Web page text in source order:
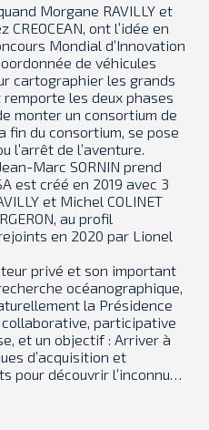
Morgane RAVILLY et
CREOCEAN, ont l’idée en
Mondial d’Innovation
de véhicules
cartographier les grands
les deux phases
monter un consortium de
fin du consortium, se pose
l’arrêt de l’aventure.
Marc SORNIN prend
est créé en 2019 avec 3
et Michel COLINET
au profil
en 2020 par Lionel
privé et son important
océanographique,
la Présidence
collaborative, participative
et un objectif : Arriver à
d’acquisition et
pour découvrir l’inconnu…